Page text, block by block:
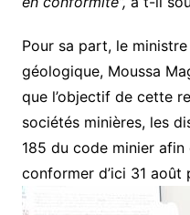
Pour sa part, le
géologique, Moussa
que l’objectif de cette
sociétés minières, les
185 du code minier afin
conformer d’ici 31 août